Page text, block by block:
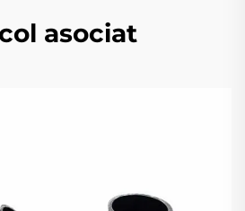
asociat